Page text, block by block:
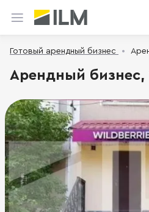
Готовый арендный бизнес
Арендный бизнес,